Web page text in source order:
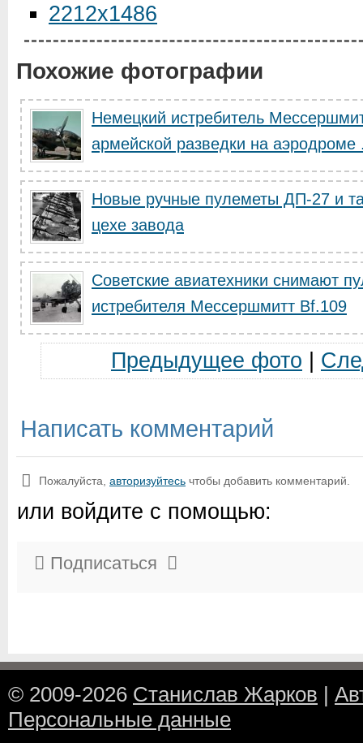
2212x1486
Похожие фотографии
Немецкий истребитель
армейской разведки на аэродроме
Новые ручные пулеметы ДП-27 и
цехе завода
Советские авиатехники снимают
истребителя Мессершмитт Bf.109
Предыдущее фото
Написать комментарий
Пожалуйста, авторизуйтесь чтобы добавить комментарий.
или войдите с помощью:
Подписаться
© 2009-2026 Станислав Жарков |
Персональные данные